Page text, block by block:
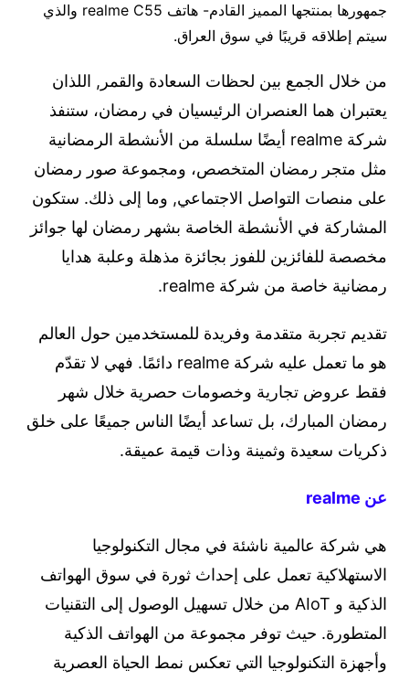
جمهورها بمنتجها المميز القادم- هاتف realme C55 والذي
سيتم إطلاقه قريبًا في سوق العراق.
من خلال الجمع بين لحظات السعادة والقمر, اللذان
يعتبران هما العنصران الرئيسيان في رمضان، ستنفذ
شركة realme أيضًا سلسلة من الأنشطة الرمضانية
مثل متجر رمضان المتخصص، ومجموعة صور رمضان
على منصات التواصل الاجتماعي, وما إلى ذلك. ستكون
المشاركة في الأنشطة الخاصة بشهر رمضان لها جوائز
مخصصة للفائزين للفوز بجائزة مذهلة وعلبة هدايا
رمضانية خاصة من شركة realme.
تقديم تجربة متقدمة وفريدة للمستخدمين حول العالم
هو ما تعمل عليه شركة realme دائمًا. فهي لا تقدّم
فقط عروض تجارية وخصومات حصرية خلال شهر
رمضان المبارك، بل تساعد أيضًا الناس جميعًا على خلق
ذكريات سعيدة وثمينة وذات قيمة عميقة.
عن realme
هي شركة عالمية ناشئة في مجال التكنولوجيا
الاستهلاكية تعمل على إحداث ثورة في سوق الهواتف
الذكية و AIoT من خلال تسهيل الوصول إلى التقنيات
المتطورة. حيث توفر مجموعة من الهواتف الذكية
وأجهزة التكنولوجيا التي تعكس نمط الحياة العصرية